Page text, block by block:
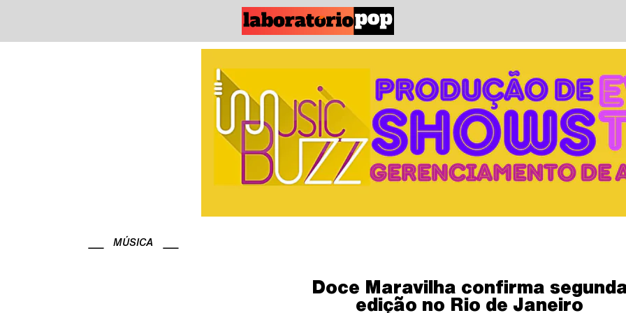
MÚSICA
Doce Maravilha confirma
edição no Rio de Janeiro